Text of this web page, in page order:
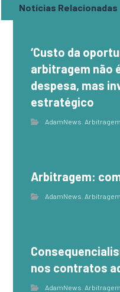
Notícias Relacionadas
‘Custo da
arbitragem não
despesa, mas
estratégico
AdamNews, Arbitragem
Arbitragem:
AdamNews, Arbitragem
nos contratos
AdamNews, Arbitragem